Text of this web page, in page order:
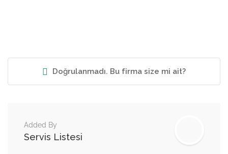
Doğrulanmadı. Bu firma size mi ait?
Added By
Servis Listesi